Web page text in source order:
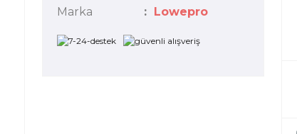
Marka
Lowepro